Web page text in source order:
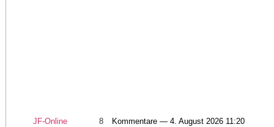
JF-Online 8 Kommentare — 4. August 2026 11:20